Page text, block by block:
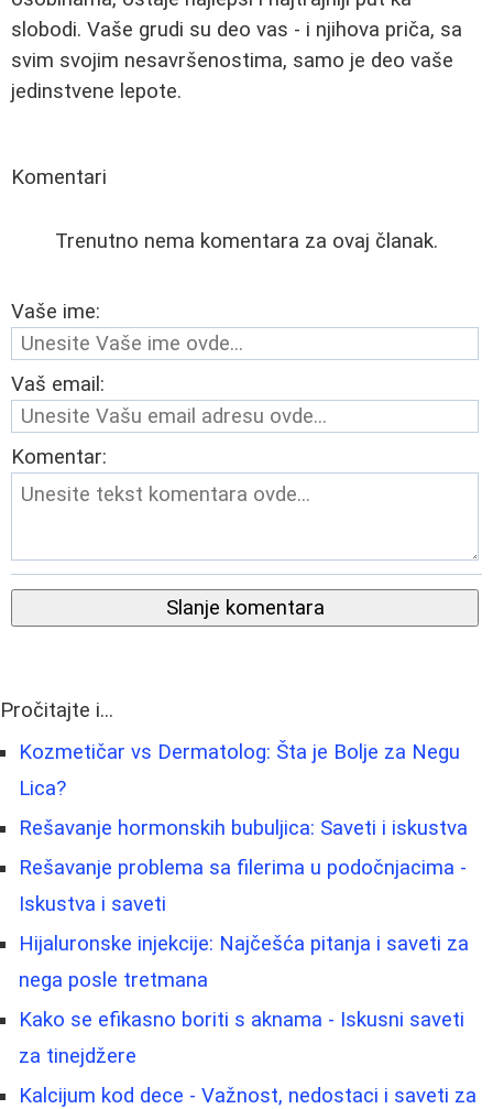
slobodi. Vaše grudi su deo vas - i njihova priča, sa
svim svojim nesavršenostima, samo je deo vaše
jedinstvene lepote.
Komentari
Trenutno nema komentara za ovaj članak.
Vaše ime:
Vaš email:
Komentar:
Slanje komentara
Pročitajte i...
Kozmetičar vs Dermatolog: Šta je Bolje za Negu
Lica?
Rešavanje hormonskih bubuljica: Saveti i iskustva
Rešavanje problema sa filerima u podočnjacima -
Iskustva i saveti
Hijaluronske injekcije: Najčešća pitanja i saveti za
nega posle tretmana
Kako se efikasno boriti s aknama - Iskusni saveti
za tinejdžere
Kalcijum kod dece - Važnost, nedostaci i saveti za